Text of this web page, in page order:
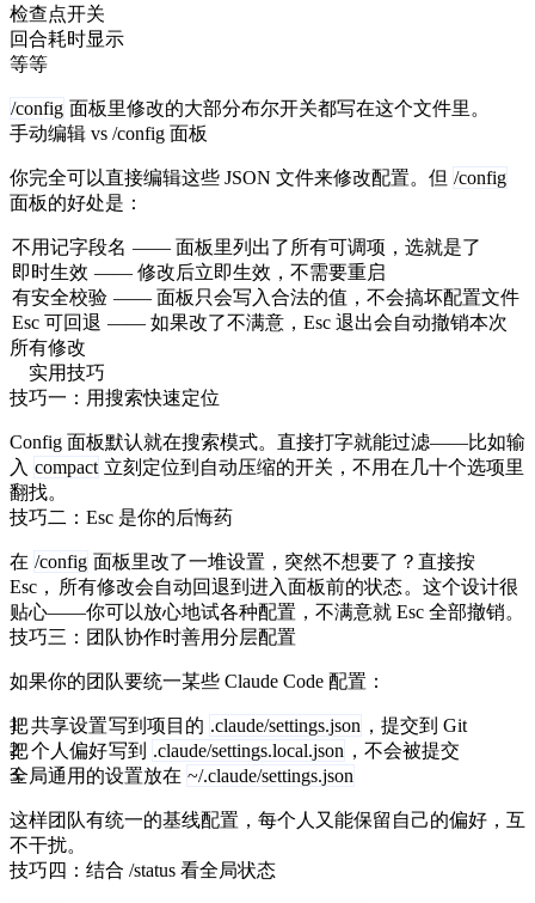
检查点开关
回合耗时显示
等等
/config 面板里修改的大部分布尔开关都写在这个文件里。
手动编辑 vs /config 面板
你完全可以直接编辑这些 JSON 文件来修改配置。但 /config
面板的好处是：
不用记字段名 —— 面板里列出了所有可调项，选就是了
即时生效 —— 修改后立即生效，不需要重启
有安全校验 —— 面板只会写入合法的值，不会搞坏配置文件
Esc 可回退 —— 如果改了不满意，Esc 退出会自动撤销本次
所有修改
实用技巧
技巧一：用搜索快速定位
Config 面板默认就在搜索模式。直接打字就能过滤——比如输
入 compact 立刻定位到自动压缩的开关，不用在几十个选项里
翻找。
技巧二：Esc 是你的后悔药
在 /config 面板里改了一堆设置，突然不想要了？直接按
Esc，
所有修改会自动回退到进入面板前的状态 。这个设计很
贴心——你可以放心地试各种配置，不满意就 Esc 全部撤销。
技巧三：团队协作时善用分层配置
如果你的团队要统一某些 Claude Code 配置：
把共享设置写到项目的 .claude/settings.json ，提交到 Git
把个人偏好写到 .claude/settings.local.json ，不会被提交
全局通用的设置放在 ~/.claude/settings.json
这样团队有统一的基线配置，每个人又能保留自己的偏好，互
不干扰。
技巧四：结合 /status 看全局状态